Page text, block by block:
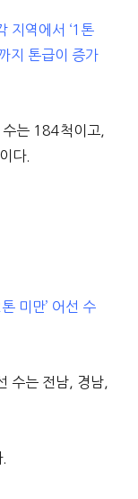
지역에서 ‘1톤
지 톤급이 증가
는 184척이고,
다.
미만’ 어선 수
수는 전남, 경남,